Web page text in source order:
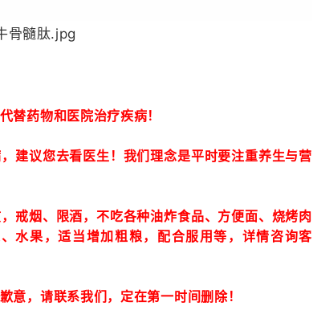
替药物和医院治疗疾病！
建议您去看医生！我们理念是平时要注重养生与营
戒烟、限酒，不吃各种油炸食品、方便面、烧烤肉
水果，适当增加粗粮，配合服用等，详情咨询客
意，请联系我们，定在第一时间删除！